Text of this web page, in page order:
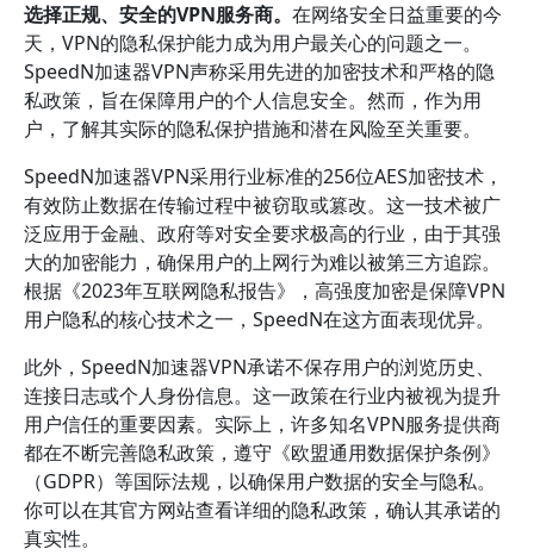
选择正规、安全的VPN服务商。 在网络安全日益重要的今
天，VPN的隐私保护能力成为用户最关心的问题之一。
SpeedN加速器VPN声称采用先进的加密技术和严格的隐
私政策，旨在保障用户的个人信息安全。然而，作为用
户，了解其实际的隐私保护措施和潜在风险至关重要。
SpeedN加速器VPN采用行业标准的256位AES加密技术，
有效防止数据在传输过程中被窃取或篡改。这一技术被广
泛应用于金融、政府等对安全要求极高的行业，由于其强
大的加密能力，确保用户的上网行为难以被第三方追踪。
根据《2023年互联网隐私报告》，高强度加密是保障VPN
用户隐私的核心技术之一，SpeedN在这方面表现优异。
此外，SpeedN加速器VPN承诺不保存用户的浏览历史、
连接日志或个人身份信息。这一政策在行业内被视为提升
用户信任的重要因素。实际上，许多知名VPN服务提供商
都在不断完善隐私政策，遵守《欧盟通用数据保护条例》
（GDPR）等国际法规，以确保用户数据的安全与隐私。
你可以在其官方网站查看详细的隐私政策，确认其承诺的
真实性。